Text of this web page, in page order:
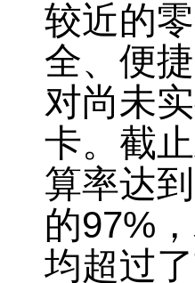
较近的
全、便
对尚未
卡。截止
算率达到
的97% ，
均超过